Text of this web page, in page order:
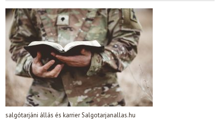
salgótarjáni állás és karrier Salgotarjanallas.hu